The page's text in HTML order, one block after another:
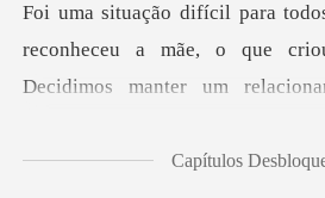
Sair
Foi uma situação difícil para
reconheceu a mãe
Capítulos